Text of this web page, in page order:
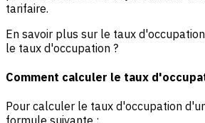
tarifaire.
En savoir plus sur le taux
le taux d'occupation ?
Comment calculer le taux
Pour calculer le taux d'occupation